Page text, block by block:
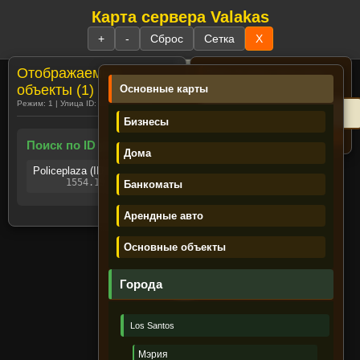
Регистрация
Лента новостей
Основные карты
Бизнесы
Дома
Банкоматы
Арендные авто
Основные объекты
Города
Los Santos
Мэрия
Карта сервера Valakas
+ - Сброс Сетка X
Отображаемые
объекты (1)
Режим: 1 | Улица ID: 65 | Объектов: 1
Поиск по ID улиц (1)
Policeplaza (ID: 65)
1554.19, -1671.16